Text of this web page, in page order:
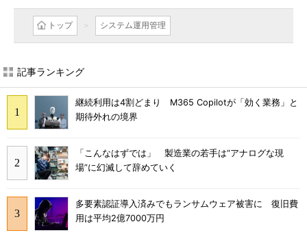
トップ システム運用管理
記事ランキング
継続利用は4割どまり M365 Copilotが「効く業務」と
期待外れの境界
「こんなはずでは」 製造業の若手は“アナログな現
場”に幻滅して辞めていく
多要素認証導入済みでもランサムウェア被害に 復旧費
用は平均2億7000万円